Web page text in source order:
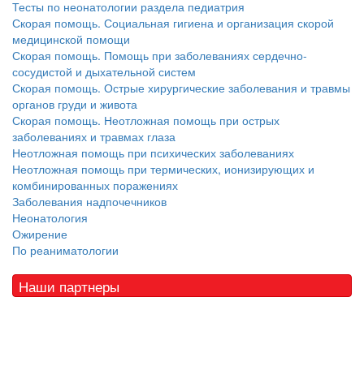
Тесты по неонатологии раздела педиатрия
Скорая помощь. Социальная гигиена и организация скорой
медицинской помощи
Скорая помощь. Помощь при заболеваниях сердечно-
сосудистой и дыхательной систем
Скорая помощь. Острые хирургические заболевания и травмы
органов груди и живота
Скорая помощь. Неотложная помощь при острых
заболеваниях и травмах глаза
Неотложная помощь при психических заболеваниях
Неотложная помощь при термических, ионизирующих и
комбинированных поражениях
Заболевания надпочечников
Неонатология
Ожирение
По реаниматологии
Наши партнеры